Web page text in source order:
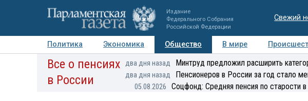
Издание
Федерального Собрания
Российской Федерации
Свежий
Политика Экономика Общество В мире
Авторы Персоны Мнения Регионы Медиацентр
Все о пенсиях
в России
два дня назад Минтруд предложил расширить
два дня назад Пенсионеров в России за год стало
05.08.2026 Соцфонд: Средняя пенсия по старости